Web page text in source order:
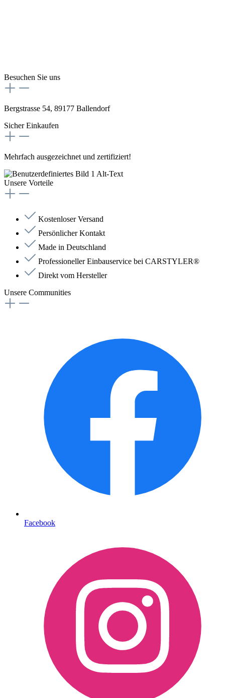
Besuchen Sie uns
Bergstrasse 54, 89177 Ballendorf
Sicher Einkaufen
Mehrfach ausgezeichnet und zertifiziert!
Unsere Vorteile
Kostenloser Versand
Persönlicher Kontakt
Made in Deutschland
Professioneller Einbauservice bei CARSTYLER®
Direkt vom Hersteller
Unsere Communities
Facebook